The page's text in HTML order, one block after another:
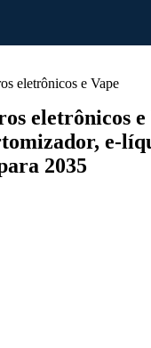
eletrônicos e Vape
eletrônicos
e-
2035